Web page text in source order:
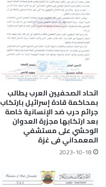
اتحاد الصحفيين العرب يطالب
بمحاكمة قادة إسرائيل بارتكاب
جرائم حرب ضد الإنسانية خاصة
بعد ارتكابها مجزرة العدوان
الوحشي على مستشفي
المعمداني فى غزة
2023-10-18